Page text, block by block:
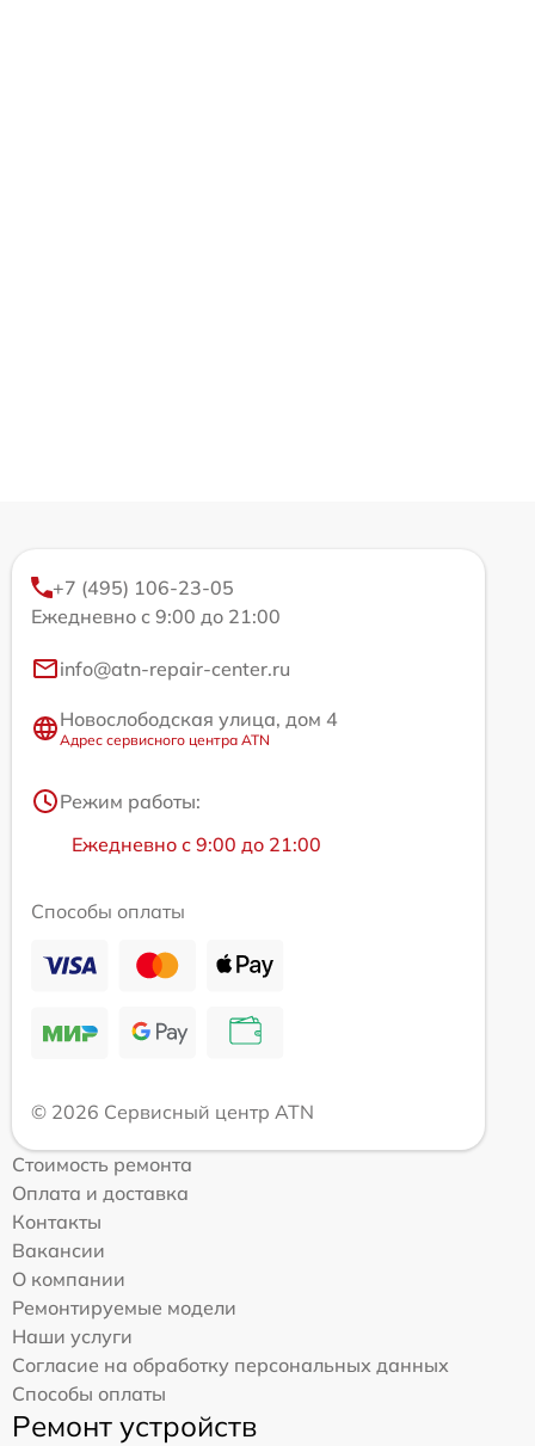
+7 (495) 106-23-05
Ежедневно с 9:00 до 21:00
info@atn-repair-center.ru
Новослободская улица, дом 4
Адрес сервисного центра ATN
Режим работы:
Ежедневно с 9:00 до 21:00
Способы оплаты
© 2026 Сервисный центр ATN
Стоимость ремонта
Оплата и доставка
Контакты
Вакансии
О компании
Ремонтируемые модели
Наши услуги
Согласие на обработку персональных данных
Способы оплаты
Ремонт устройств